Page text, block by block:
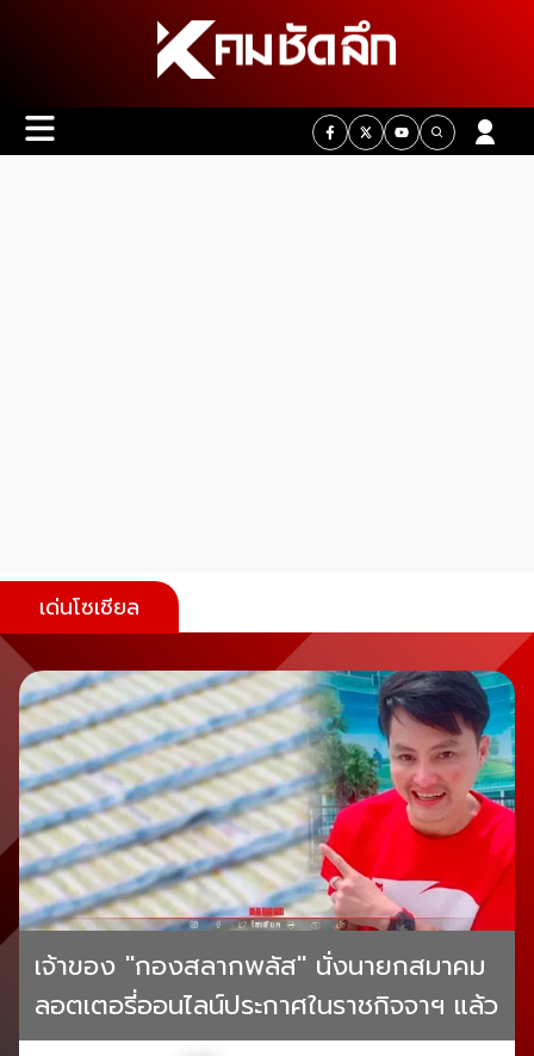
เด่นโซเชียล
เจ้าของ "กองสลากพลัส" นั่งนายกสมาคม
ลอตเตอรี่ออนไลน์ประกาศในราชกิจจาฯ แล้ว